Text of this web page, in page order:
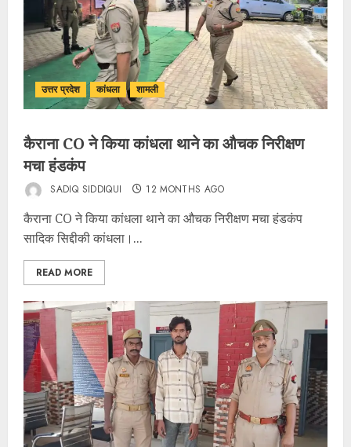
उत्तर प्रदेश कांधला शामली
कैराना CO ने किया कांधला थाने का औचक निरीक्षण
मचा हंडकंप
SADIQ SIDDIQUI 12 MONTHS AGO
कैराना CO ने किया कांधला थाने का औचक निरीक्षण मचा हंडकंप
सादिक सिद्दीकी कांधला।...
READ MORE